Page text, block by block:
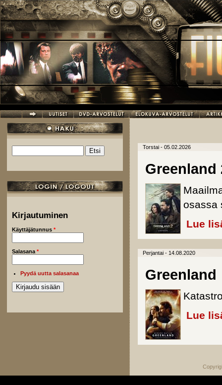
Hyppää pääsisältöön
Hakulomake
Kirjautuminen
Käyttäjätunnus *
Salasana *
Pyydä uutta salasanaa
Torstai - 05.02.2026
osassa
Lue
Perjantai - 14.08.2020
Greenland
Lue